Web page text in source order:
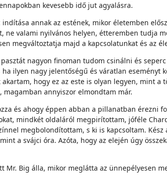
kevesebb idő jut agyalásra.
annak az estének, mikor életemben
valami nyilvános helyen, étteremben tudja
megváltoztatja majd a kapcsolatunkat és az
nagyon finoman tudom csinálni és
ilyen nagy jelentőségű és váratlan eseményt
hogy ez az este is olyan legyen, mint
annyiszor elmondtam már.
és ahogy éppen abban a pillanatban
mindkét oldaláról megpirítottam, jóféle
megbolondítottam, s ki is kapcsoltam.
a svájci óra. Azóta, hogy az elején úgy
Big álla, mikor meglátta az ünnepélyesen